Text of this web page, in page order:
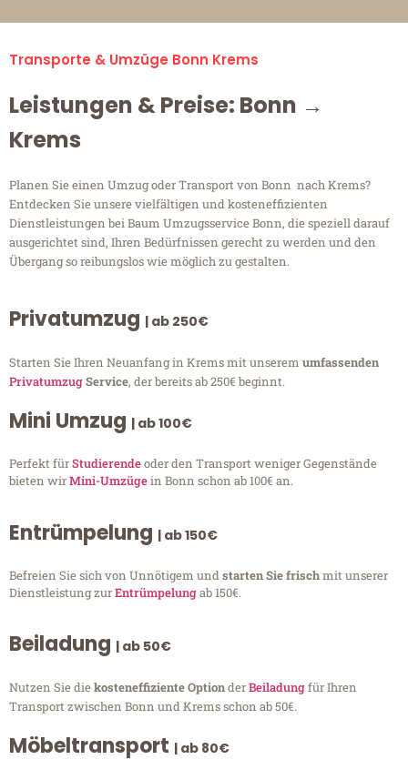
Transporte & Umzüge Bonn Krems
Leistungen & Preise: Bonn →
Krems
Planen Sie einen Umzug oder Transport von Bonn nach Krems?
Entdecken Sie unsere vielfältigen und kosteneffizienten
Dienstleistungen bei Baum Umzugsservice Bonn, die speziell darauf
ausgerichtet sind, Ihren Bedürfnissen gerecht zu werden und den
Übergang so reibungslos wie möglich zu gestalten.
Privatumzug | ab 250€
Starten Sie Ihren Neuanfang in Krems mit unserem umfassenden
PrivatumzugService, der bereits ab 250€ beginnt.
Mini Umzug | ab 100€
Perfekt fürStudierendeoder den Transport weniger Gegenstände
bieten wirMini-Umzügein Bonn schon ab 100€ an.
Entrümpelung | ab 150€
Befreien Sie sich von Unnötigem undstarten Sie frischmit unserer
Dienstleistung zurEntrümpelungab 150€.
Beiladung | ab 50€
Nutzen Sie diekosteneffiziente OptionderBeiladungfür Ihren
Transport zwischen Bonn und Krems schon ab 50€.
Möbeltransport | ab 80€